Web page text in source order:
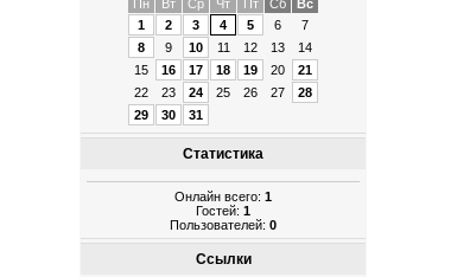
Пн
Вт Ср Чт Пт Сб
Вс
1
2 3 4 5 6
7
8
9 10 11 12 13
14
15
16 17 18 19 20
21
22
23 24 25 26 27
28
29
30 31
Статистика
Онлайн всего:1
Гостей:1
Пользователей:0
Ссылки